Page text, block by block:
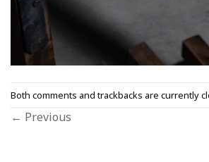
Both comments and trackbacks are currently
← Previous